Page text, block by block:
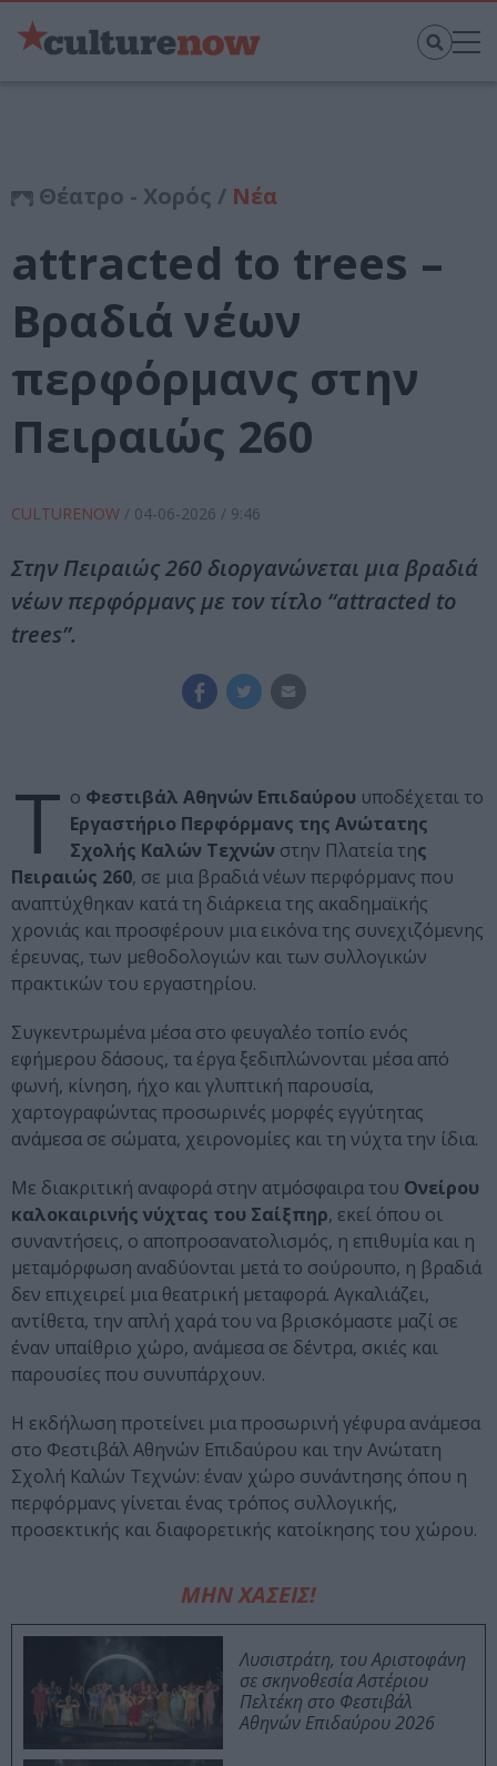
Θέατρο - Χορός / Νέα
attracted to trees –
Βραδιά νέων
περφόρμανς στην
Πειραιώς 260
CULTURENOW / 04-06-2026 / 9:46
Στην Πειραιώς 260 διοργανώνεται μια βραδιά
νέων περφόρμανς με τον τίτλο “attracted to
trees”.
Τ ο Φεστιβάλ Αθηνών Επιδαύρου υποδέχεται το
Εργαστήριο Περφόρμανς της Ανώτατης
Σχολής Καλών Τεχνών στην Πλατεία της
Πειραιώς 260, σε μια βραδιά νέων περφόρμανς που
αναπτύχθηκαν κατά τη διάρκεια της ακαδημαϊκής
χρονιάς και προσφέρουν μια εικόνα της συνεχιζόμενης
έρευνας, των μεθοδολογιών και των συλλογικών
πρακτικών του εργαστηρίου.
Συγκεντρωμένα μέσα στο φευγαλέο τοπίο ενός
εφήμερου δάσους, τα έργα ξεδιπλώνονται μέσα από
φωνή, κίνηση, ήχο και γλυπτική παρουσία,
χαρτογραφώντας προσωρινές μορφές εγγύτητας
ανάμεσα σε σώματα, χειρονομίες και τη νύχτα την ίδια.
Με διακριτική αναφορά στην ατμόσφαιρα του Ονείρου
καλοκαιρινής νύχτας του Σαίξπηρ, εκεί όπου οι
συναντήσεις, ο αποπροσανατολισμός, η επιθυμία και η
μεταμόρφωση αναδύονται μετά το σούρουπο, η βραδιά
δεν επιχειρεί μια θεατρική μεταφορά. Αγκαλιάζει,
αντίθετα, την απλή χαρά του να βρισκόμαστε μαζί σε
έναν υπαίθριο χώρο, ανάμεσα σε δέντρα, σκιές και
παρουσίες που συνυπάρχουν.
Η εκδήλωση προτείνει μια προσωρινή γέφυρα ανάμεσα
στο Φεστιβάλ Αθηνών Επιδαύρου και την Ανώτατη
Σχολή Καλών Τεχνών: έναν χώρο συνάντησης όπου η
περφόρμανς γίνεται ένας τρόπος συλλογικής,
προσεκτικής και διαφορετικής κατοίκησης του χώρου.
ΜΗΝ ΧΑΣΕΙΣ!
Λυσιστράτη, του Αριστοφάνη
σε σκηνοθεσία Αστέριου
Πελτέκη στο Φεστιβάλ
Αθηνών Επιδαύρου 2026